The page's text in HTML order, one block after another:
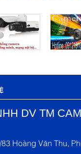
DV TM
Hoàng Văn Thu,